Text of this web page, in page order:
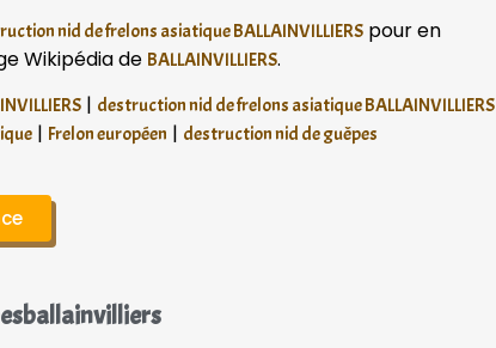
nid de frelons asiatique BALLAINVILLIERS pour en
Wikipédia de BALLAINVILLIERS.
| destruction nid de frelons asiatique BALLAINVILLIERS
| Frelon européen | destruction nid de guêpes